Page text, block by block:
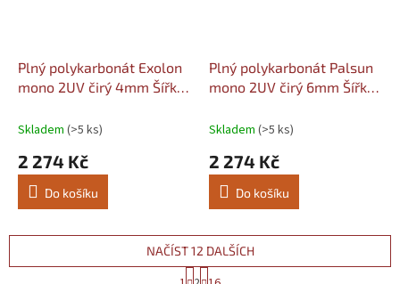
Plný polykarbonát Exolon
mono 2UV čirý 4mm Šířka:
Skladem (>5 ks)
2 274 Kč
Do košíku
Plný polykarbonát Palsun
mono 2UV čirý 6mm Šířka:
Skladem (>5 ks)
2 274 Kč
Do košíku
NAČÍST 12 DALŠÍCH